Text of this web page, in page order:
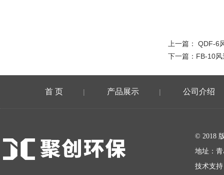
上一篇： QDF-6
下一篇： FB-10
首 页 | 产品展示 | 公司介绍
© 2018
地址：
技术支